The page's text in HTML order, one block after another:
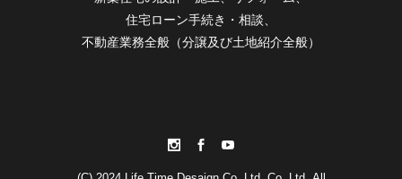
住宅ローン手続き・相談、
不動産業務全般（分譲及び土地紹介全般）